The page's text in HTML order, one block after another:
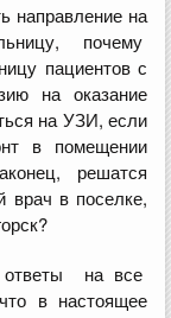
направление на
почему
пациентов с
на оказание
на УЗИ, если
в помещении
решатся
врач в поселке,
ответы на все
в настоящее